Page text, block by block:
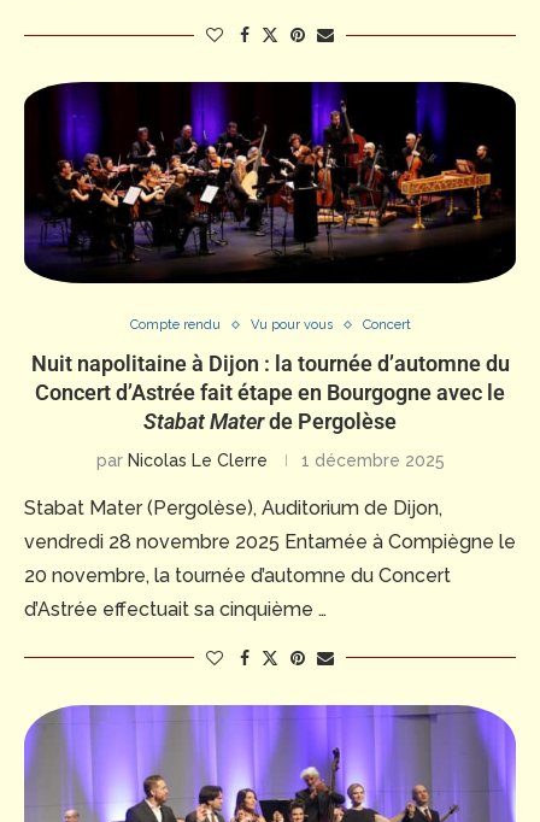
Compte rendu Vu pour vous Concert
Nuit napolitaine à Dijon : la tournée d’automne du
Concert d’Astrée fait étape en Bourgogne avec le
Stabat Materde Pergolèse
par Nicolas Le Clerre 1 décembre 2025
Stabat Mater (Pergolèse), Auditorium de Dijon,
vendredi 28 novembre 2025 Entamée à Compiègne le
20 novembre, la tournée d’automne du Concert
d’Astrée effectuait sa cinquième …